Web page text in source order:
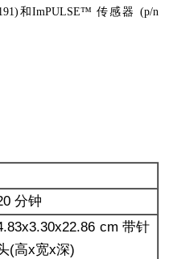
和ImPULSE™ 传感器 (p/n
分钟
cm 带针
(高x宽x深)